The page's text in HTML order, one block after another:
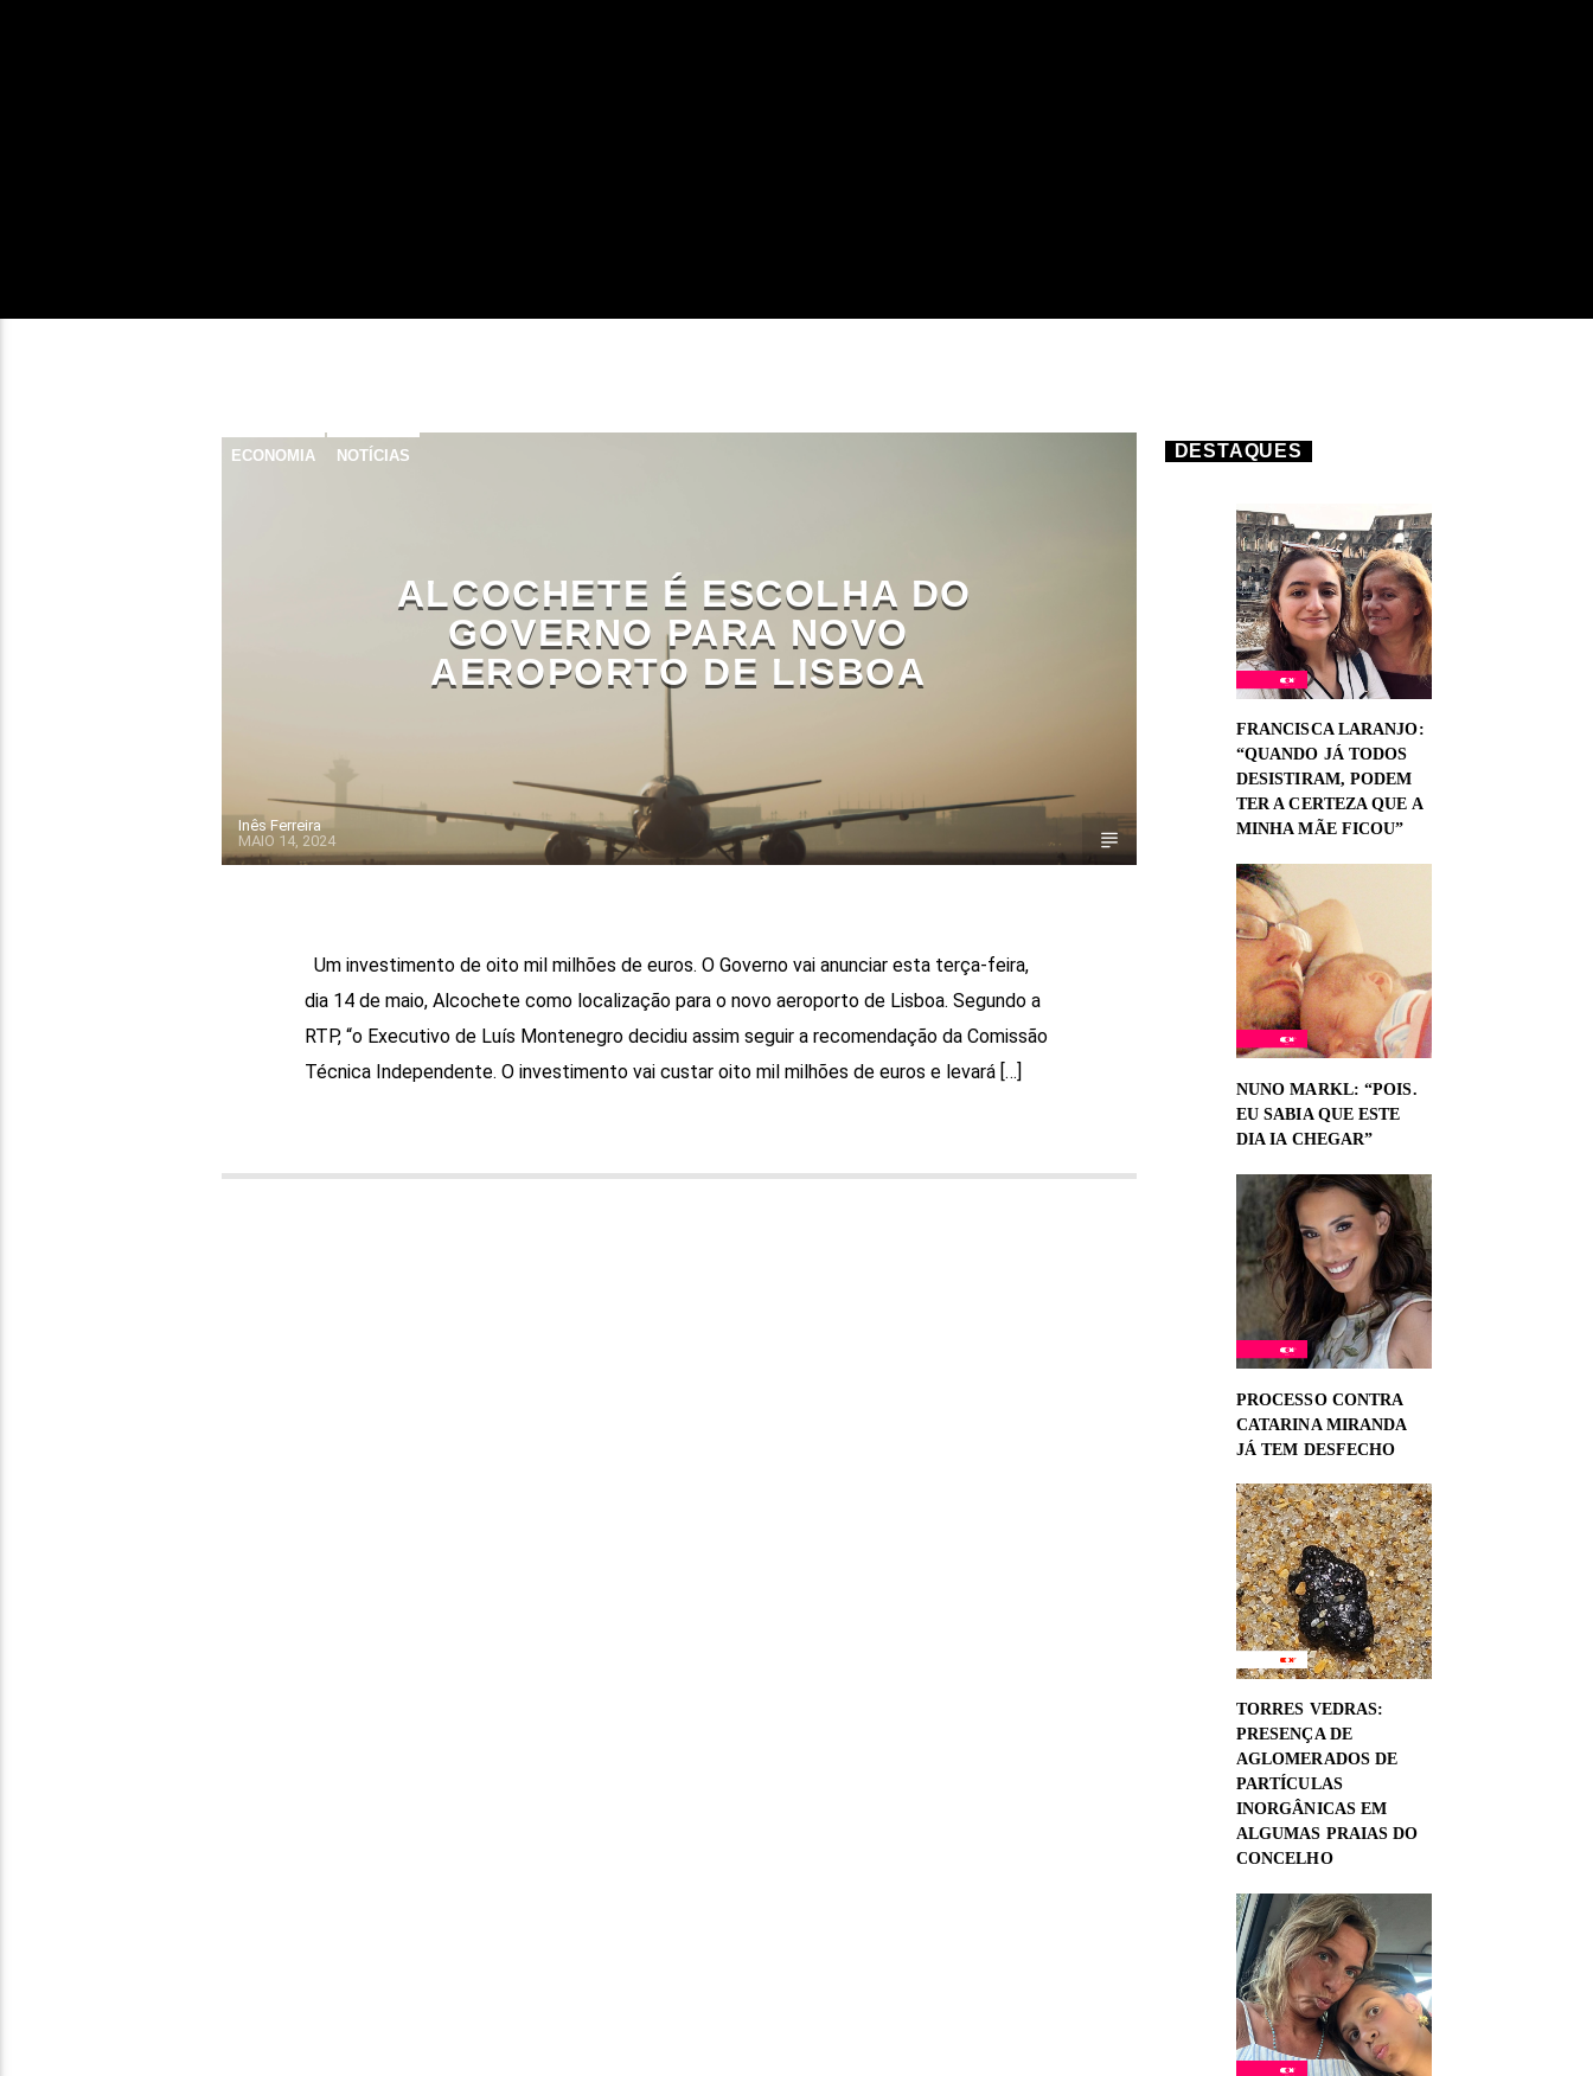
ECONOMIA NOTÍCIAS
ALCOCHETE É ESCOLHA DO
GOVERNO PARA NOVO
AEROPORTO DE LISBOA
Inês Ferreira
MAIO 14, 2024
Um investimento de oito mil milhões de euros. O Governo vai anunciar esta terça-feira,
dia 14 de maio, Alcochete como localização para o novo aeroporto de Lisboa. Segundo a
RTP, “o Executivo de Luís Montenegro decidiu assim seguir a recomendação da Comissão
Técnica Independente. O investimento vai custar oito mil milhões de euros e levará […]
DESTAQUES
FRANCISCA LARANJO:
“QUANDO JÁ TODOS
DESISTIRAM, PODEM
TER A CERTEZA QUE A
MINHA MÃE FICOU”
NUNO MARKL: “POIS.
EU SABIA QUE ESTE
DIA IA CHEGAR”
PROCESSO CONTRA
CATARINA MIRANDA
JÁ TEM DESFECHO
TORRES VEDRAS:
PRESENÇA DE
AGLOMERADOS DE
PARTÍCULAS
INORGÂNICAS EM
ALGUMAS PRAIAS DO
CONCELHO